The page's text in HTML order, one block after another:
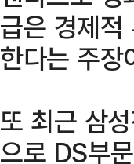
급은 경제
한다는 주장
또 최근 삼
으로 DS부